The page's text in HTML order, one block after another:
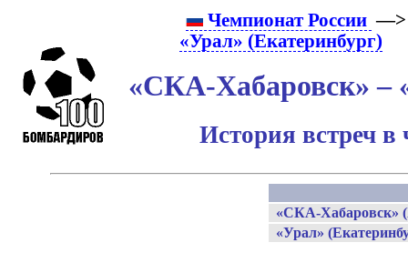
Чемпионат России —>
«Урал» (Екатеринбург)
«СКА-Хабаровск» –
История встреч в
«СКА-Хабаровск»
«Урал»